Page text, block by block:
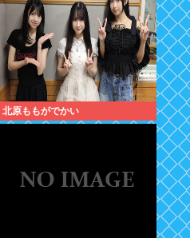
北原ももがでかい